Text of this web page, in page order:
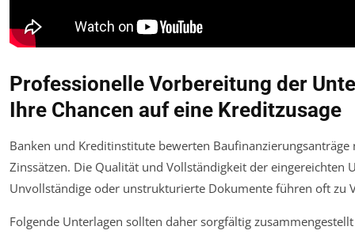
Professionelle Vorbereitung der
Ihre Chancen auf eine Kreditzusage
Banken und Kreditinstitute bewerten
Zinssätzen. Die Qualität und Vollständigkeit der eingereichten
Unvollständige oder unstrukturierte Dokumente führen oft zu
Folgende Unterlagen sollten daher sorgfältig